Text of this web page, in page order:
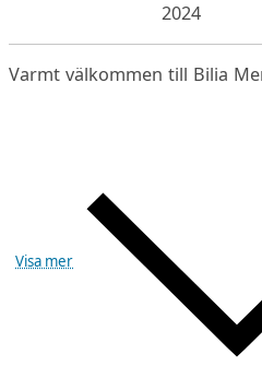
2024
Varmt välkommen till Bilia
Visa mer